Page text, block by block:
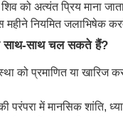
को अत्यंत प्रिय माना
महीने नियमित जलाभिषेक
साथ-साथ चल सकते हैं?
को प्रमाणित या
परंपरा में मानसिक